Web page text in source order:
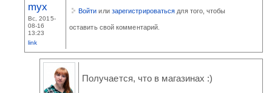
myx
Вс, 2015-
08-16
13:23
link
Войти или зарегистрироваться для того, чтобы
оставить свой комментарий.
Получается, что в магазинах :)